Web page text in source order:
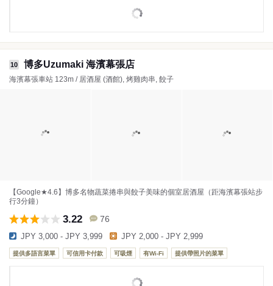
10 博多Uzumaki 海濱幕張店
海濱幕張車站 123m / 居酒屋 (酒館), 烤雞肉串, 餃子
【Google★4.6】博多名物蔬菜捲串與餃子美味的個室居酒屋（距海濱幕張站步
行3分鐘）
3.22 76
JPY 3,000 - JPY 3,999 JPY 2,000 - JPY 2,999
提供多語言菜單 可信用卡付款 可吸煙 有Wi-Fi 提供帶照片的菜單